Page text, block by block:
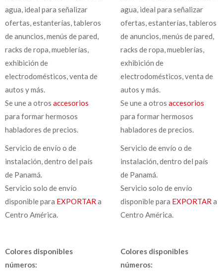
agua, ideal para señalizar
ofertas, estanterías, tableros
de anuncios, menús de pared,
racks de ropa, mueblerías,
exhibición de
electrodomésticos, venta de
autos y más.
Se une a otros accesorios
para formar hermosos
habladores de precios.
Servicio de envío o de
instalación, dentro del país
de Panamá.
Servicio solo de envío
disponible para EXPORTAR a
Centro América.
Colores disponibles
números:
agua, ideal para señalizar
ofertas, estanterías, tableros
de anuncios, menús de pared,
racks de ropa, mueblerías,
exhibición de
electrodomésticos, venta de
autos y más.
Se une a otros accesorios
para formar hermosos
habladores de precios.
Servicio de envío o de
instalación, dentro del país
de Panamá.
Servicio solo de envío
disponible para EXPORTAR a
Centro América.
Colores disponibles
números: